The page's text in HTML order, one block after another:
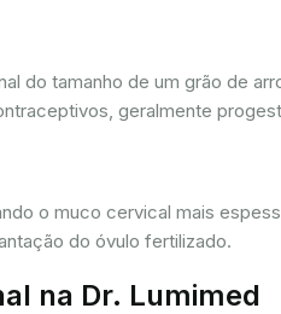
do tamanho de um grão de
geralmente
o muco cervical mais
do óvulo fertilizado.
na Dr. Lumimed